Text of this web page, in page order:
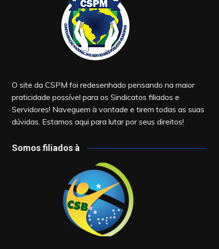
O site da CSPM foi redesenhado pensando na maior
praticidade possível para os Sindicatos filiados e
Servidores! Naveguem à vontade e tirem todas as suas
dúvidas. Estamos aqui para lutar por seus direitos!
Somos filiados à